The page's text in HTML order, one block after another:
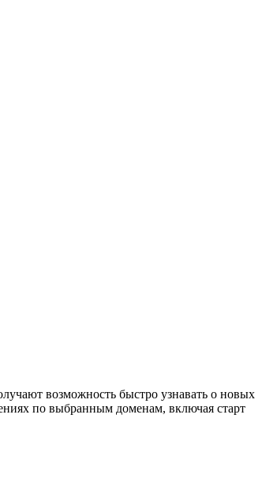
возможность быстро узнавать о новых
по выбранным доменам, включая старт